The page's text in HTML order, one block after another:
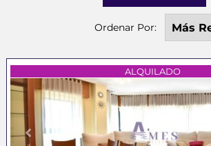
Ordenar Por:
ALQUILADO